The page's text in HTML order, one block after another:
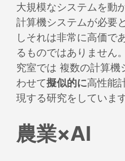
大規模なシステムを動
計算機システムが必要
しそれは非常に高価で
るものではありません
究室では 複数の計算機
わせて擬似的に高性能
現する研究をしています
農業×AI